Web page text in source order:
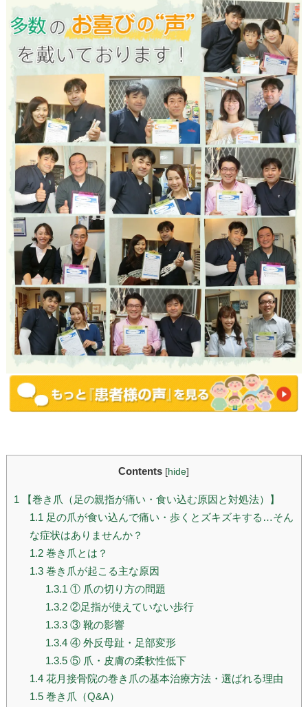
Contents [hide]
1 【巻き爪（足の親指が痛い・食い込む原因と対処法）】
1.1 足の爪が食い込んで痛い・歩くとズキズキする…そん
な症状はありませんか？
1.2巻き爪とは？
1.3巻き爪が起こる主な原因
1.3.1 ① 爪の切り方の問題
1.3.2②足指が使えていない歩行
1.3.3③ 靴の影響
1.3.4④ 外反母趾・足部変形
1.3.5⑤ 爪・皮膚の柔軟性低下
1.4花月接骨院の巻き爪の基本治療方法・選ばれる理由
1.5巻き爪（Q&A）